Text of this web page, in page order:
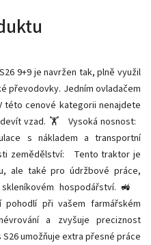
9+9 je navržen tak, plně využil
převodovky. Jedním ovladačem
této cenové kategorii nenajdete
vzad. 🏋️ Vysoká nosnost:
s nákladem a transportní
zemědělství: Tento traktor je
ale také pro údržbové práce,
hospodářství. 🚜
při vašem farmářském
a zvyšuje preciznost
umožňuje extra přesné práce